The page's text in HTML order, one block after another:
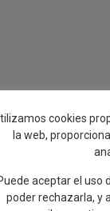
cookies
la web,
aceptar el uso
poder rechazarla, y